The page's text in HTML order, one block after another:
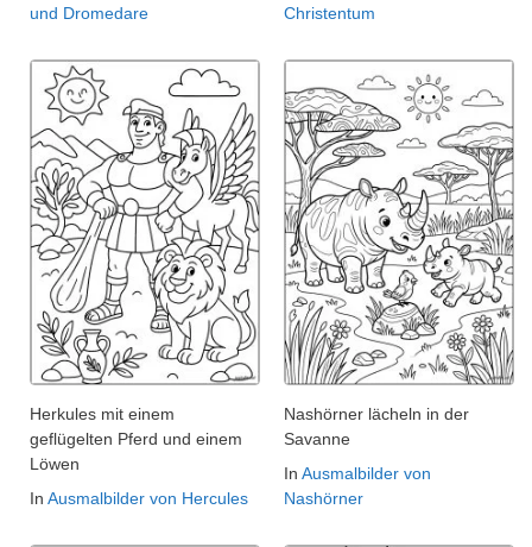
und Dromedare
Christentum
Herkules mit einem
geflügelten Pferd und einem
Löwen
In Ausmalbilder von Hercules
Nashörner lächeln in der
Savanne
In Ausmalbilder von
Nashörner